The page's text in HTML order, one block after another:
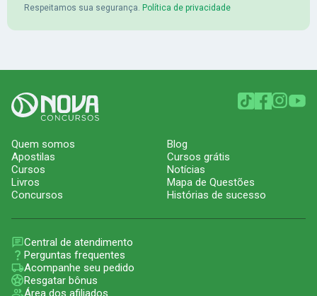
Respeitamos sua segurança. Política de privacidade
Quem somos
Apostilas
Cursos
Livros
Concursos
Blog
Cursos grátis
Notícias
Mapa de Questões
Histórias de sucesso
Central de atendimento
Perguntas frequentes
Acompanhe seu pedido
Resgatar bônus
Área dos afiliados